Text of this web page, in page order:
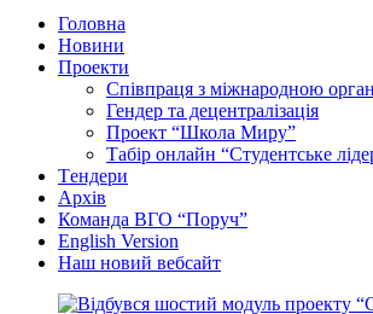
Головна
Новини
Проекти
Співпраця з міжнародною
Гендер та децентралізація
Проект “Школа Миру”
Табір онлайн “Студентське
Tендери
Архів
Команда ВГО “Поруч”
English Version
Наш новий вебсайт